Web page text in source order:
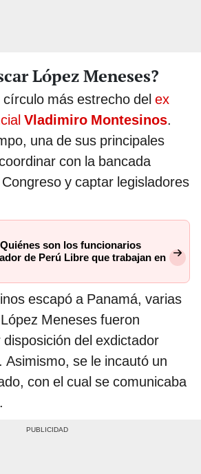
López Meneses?
más estrecho del ex
Vladimiro Montesinos.
una de sus principales
con la bancada
y captar legisladores
son los funcionarios
de Perú Libre que trabajan en
escapó a Panamá, varias
Meneses fueron
del exdictador
Asimismo, se le incautó un
con el cual se comunicaba